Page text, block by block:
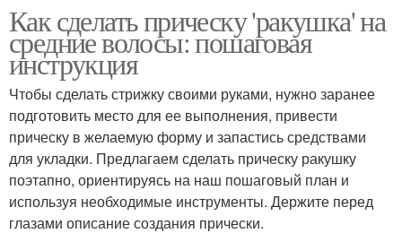
Как сделать прическу 'ракушка' на
средние волосы: пошаговая
инструкция
Чтобы сделать стрижку своими руками, нужно заранее
подготовить место для ее выполнения, привести
прическу в желаемую форму и запастись средствами
для укладки. Предлагаем сделать прическу ракушку
поэтапно, ориентируясь на наш пошаговый план и
используя необходимые инструменты. Держите перед
глазами описание создания прически.